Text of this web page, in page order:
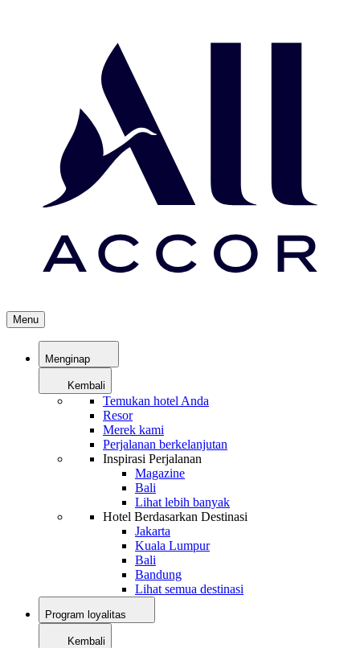
Menu
Menginap
Kembali
Temukan hotel Anda
Resor
Merek kami
Perjalanan berkelanjutan
Inspirasi Perjalanan
Magazine
Bali
Lihat lebih banyak
Hotel Berdasarkan Destinasi
Jakarta
Kuala Lumpur
Bali
Bandung
Lihat semua destinasi
Program loyalitas
Kembali